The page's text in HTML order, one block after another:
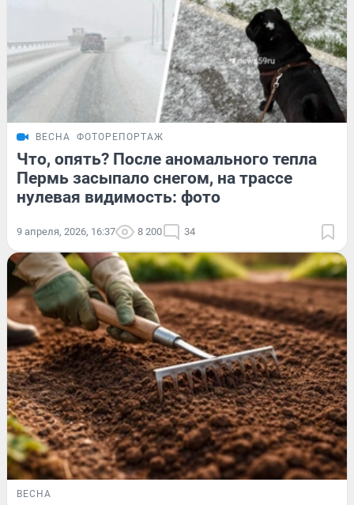
ВЕСНА ФОТОРЕПОРТАЖ
Что, опять? После аномального тепла
Пермь засыпало снегом, на трассе
нулевая видимость: фото
9 апреля, 2026, 16:37 8 200 34
ВЕСНА